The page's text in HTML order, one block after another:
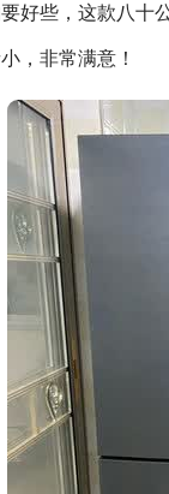
好些，这款八十
，非常满意！